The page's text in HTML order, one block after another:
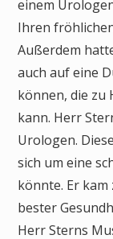
einem
Ihren
Außerdem
auch auf eine
können, die
kann. Herr
Urologen.
sich um eine
könnte. Er kam
bester
Herr Sterns